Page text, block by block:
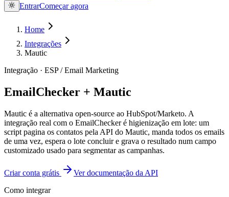
EntrarComeçar agora
Home
Integrações
Mautic
Integração · ESP / Email Marketing
EmailChecker + Mautic
Mautic é a alternativa open-source ao HubSpot/Marketo. A
integração real com o EmailChecker é higienização em lote: um
script pagina os contatos pela API do Mautic, manda todos os emails
de uma vez, espera o lote concluir e grava o resultado num campo
customizado usado para segmentar as campanhas.
Criar conta grátis
Ver documentação da API
Como integrar